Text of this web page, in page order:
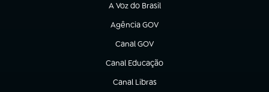
A Voz do Brasil
(abre em nova aba)
Agência GOV
(abre em nova aba)
Canal GOV
(abre em nova aba)
Canal Educação
(abre em nova aba)
Canal Libras
(abre em nova aba)